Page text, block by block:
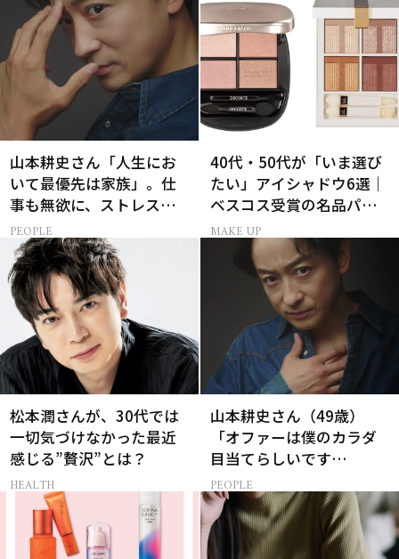
山本耕史さん「人生にお
いて最優先は家族」。仕
事も無欲に、ストレスを
溜めない生き方
PEOPLE
40代・50代が「いま選び
たい」アイシャドウ6選｜
ベスコス受賞の名品パレ
ット＆単色アイカラー
MAKE UP
松本潤さんが、30代では
一切気づけなかった最近
感じる”贅沢”とは？
HEALTH
山本耕史さん（49歳）
「オファーは僕のカラダ
目当てらしいです
（笑）」全編英語ミュー
ジカルへの挑戦
PEOPLE